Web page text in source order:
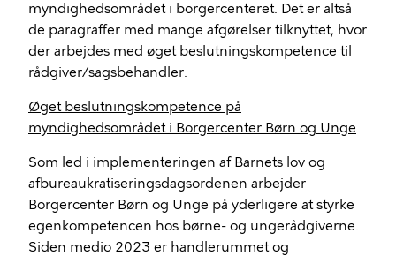
myndighedsområdeti borgercenteret. Det er altså
de paragraffer med mange afgørelser tilknyttet, hvor
der arbejdes med øget beslutningskompetence til
rådgiver/sagsbehandler.
Øget beslutningskompetence på
myndighedsområdeti Borgercenter Børn og Unge
Som led i implementeringen af Barnets lov og
afbureaukratiseringsdagsordenen arbejder
Borgercenter Børn og Unge på yderligere at styrke
egenkompetencen hos børne- og ungerådgiverne.
Siden medio 2023 er handlerummet og